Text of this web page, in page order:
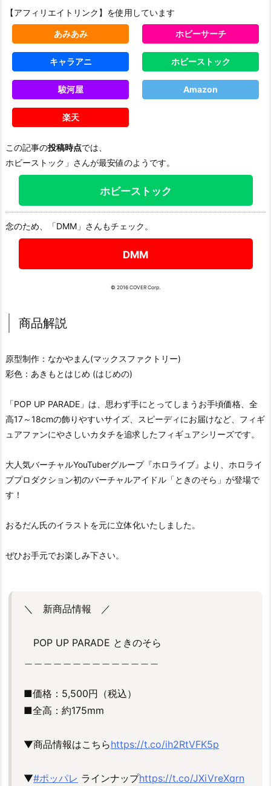
【アフィリエイトリンク】を使用しています
あみあみ ホビーサーチ
キャラアニ ホビーストック
駿河屋 Amazon
楽天
この記事の投稿時点では、
ホビーストック」さんが最安値のようです。
ホビーストック
念のため、「DMM」さんもチェック。
DMM
© 2016 COVER Corp.
商品解説
原型制作：なかやまん(マックスファクトリー)
彩色：あきもとはじめ (はじめの)
「POP UP PARADE」は、思わず手にとってしまうお手頃価格、全
高17～18cmの飾りやすいサイズ、スピーディにお届けなど、フィギ
ュアファンにやさしいカタチを追求したフィギュアシリーズです。
大人気バーチャルYouTuberグループ『ホロライブ』より、ホロライ
ブプロダクション初のバーチャルアイドル「ときのそら」が登場で
す！
おるだん氏のイラストを元に立体化いたしました。
ぜひお手元でお楽しみ下さい。
＼ 新商品情報 ／
POP UP PARADE ときのそら
■価格：5,500円（税込）
■全高：約175mm
▼商品情報はこちらhttps://t.co/ih2RtVFK5p
▼#ポッパレ ラインナップhttps://t.co/JXiVreXqrn